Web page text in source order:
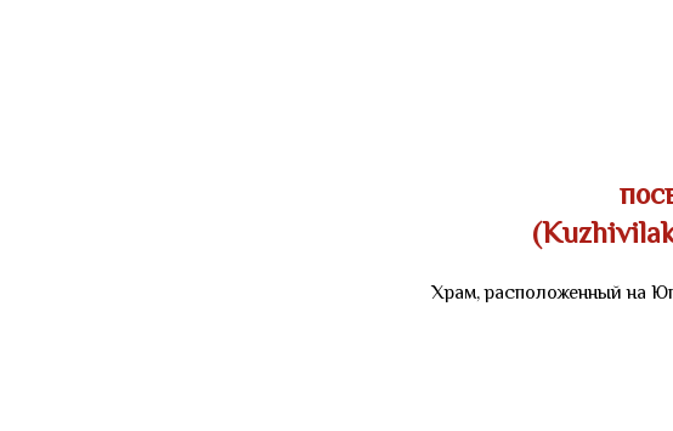
Храм, расположенный на